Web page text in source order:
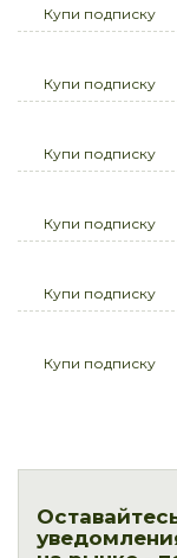
Купи подписку
Купи подписку
Купи подписку
Купи подписку
Купи подписку
Купи подписку